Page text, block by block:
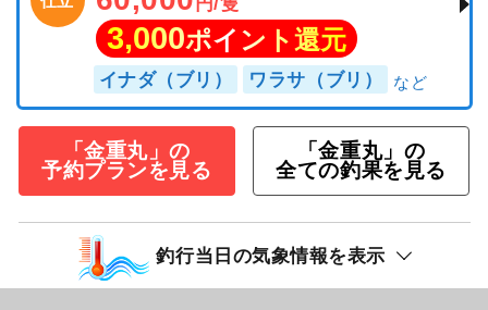
3,000ポイント還元
イナダ（ブリ） ワラサ（ブリ）
「金重丸」の
予約プランを見る
「金重丸」の
全ての釣果を見る
釣行当日の気象情報を表示